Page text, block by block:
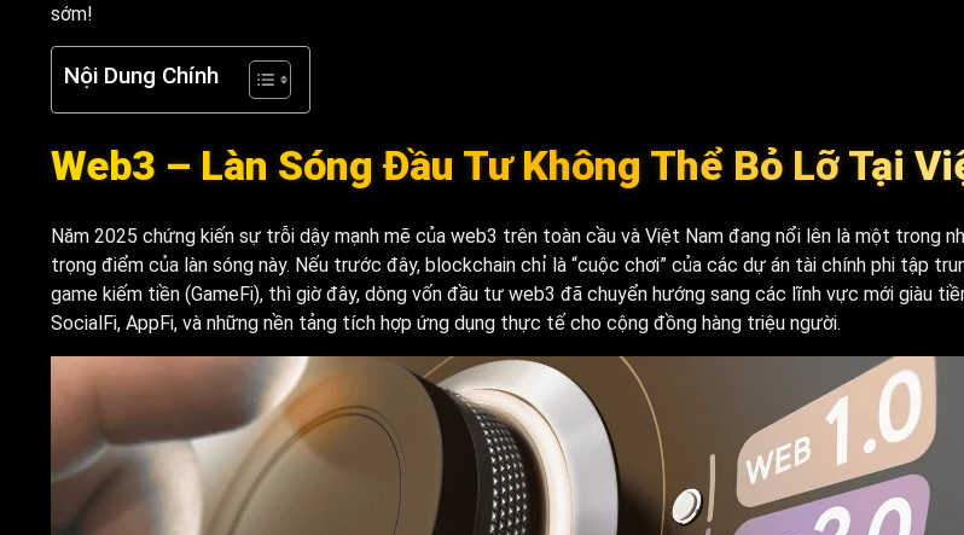
sớm!
Nội Dung Chính
Web3 – Làn Sóng Đầu Tư Không Thể Bỏ Lỡ Tại
Năm 2025 chứng kiến sự trỗi dậy mạnh mẽ của web3 trên toàn cầu và Việt Nam đang nổi lên là một trong
trọng điểm của làn sóng này. Nếu trước đây, blockchain chỉ là “cuộc chơi” của các dự án tài chính phi tập
game kiếm tiền (GameFi), thì giờ đây, dòng vốn đầu tư web3 đã chuyển hướng sang các lĩnh vực mới giàu
SocialFi, AppFi, và những nền tảng tích hợp ứng dụng thực tế cho cộng đồng hàng triệu người.